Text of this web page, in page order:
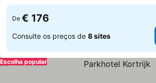
De € 176
Consulte os preços de 8 sites
Escolha popular